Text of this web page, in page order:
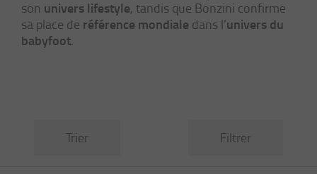
son univers lifestyle, tandis que Bonzini confirme
sa place de référence mondiale dans l’univers du
babyfoot.
Trier Filtrer